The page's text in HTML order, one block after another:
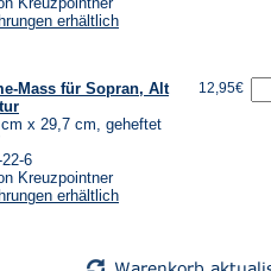
erhältlich
Mass für Sopran, Alt
x 29,7 cm, geheftet
6
Kreuzpointner
erhältlich
12,95€